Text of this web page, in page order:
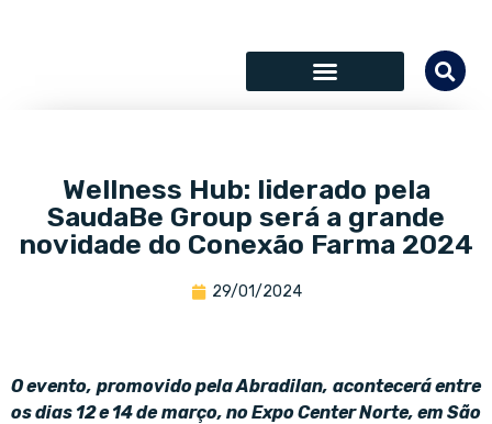
Wellness Hub: liderado pela
SaudaBe Group será a grande
novidade do Conexão Farma 2024
29/01/2024
O evento, promovido pela Abradilan, acontecerá entre
os dias 12 e 14 de março, no Expo Center Norte, em São